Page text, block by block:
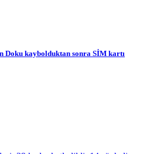
kaybolduktan sonra SİM kartı